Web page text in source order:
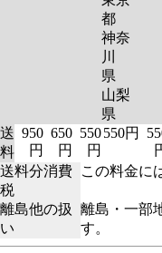
都
神奈
川
県
山梨
県
送
料
950
円
650
円
550
円
550円
送料分消費
税
この料金に
離島他の扱
い
離島・一部
す。